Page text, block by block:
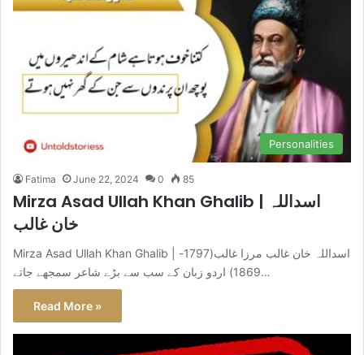
Personalities
Fatima June 22, 2024 0 85
Mirza Asad Ullah Khan Ghalib | اسداللہ
خان غالب
Mirza Asad Ullah Khan Ghalib | اسداللہ خان غالب مرزا غالب(1797-
1869) اردو زبان کے سب سے بڑے شاعر سمجھے جاتے…
Read More »